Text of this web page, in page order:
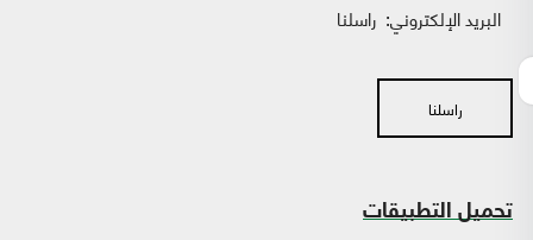
البريد الإلكتروني: راسلنا
راسلنا
تحميل التطبيقات